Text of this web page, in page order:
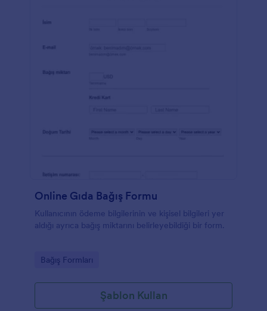
Online Gıda Bağış Formu
Kullanıcının ödeme bilgilerinin ve kişisel bilgileri yer
aldığı ayrıca bağış miktarını belirleyebildiği bir form.
Go to Category:
Bağış Formları
Şablon Kullan